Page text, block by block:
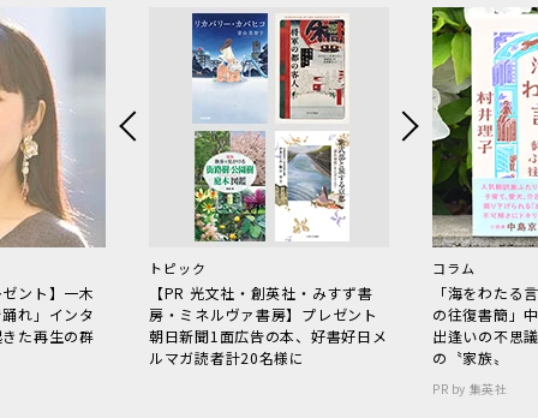
ント】一木
れ」インタ
た再生の群
トピック
【PR 光文社・創英社・みすず書
房・ミネルヴァ書房】プレゼント
朝日新聞1面広告の本、好書好日メ
ルマガ読者計20名様に
コラム
「海をわた
の往復書簡」
出逢いの不思
の〝家族〟
PR by 集英社